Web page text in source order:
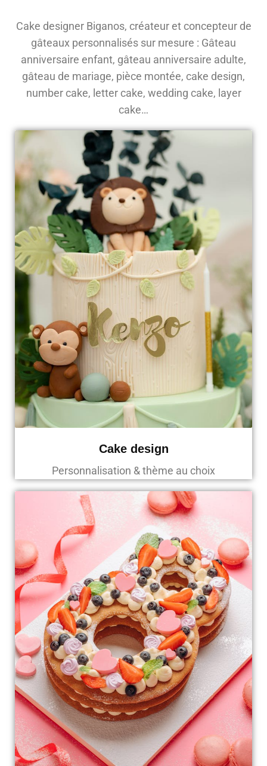
Cake designer Biganos, créateur et concepteur de
gâteaux personnalisés sur mesure : Gâteau
anniversaire enfant, gâteau anniversaire adulte,
gâteau de mariage, pièce montée, cake design,
number cake, letter cake, wedding cake, layer
cake…
Cake design
Personnalisation & thème au choix